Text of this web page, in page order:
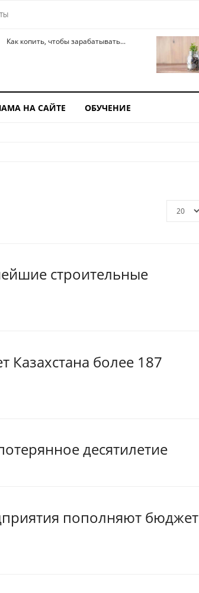
Как копить, чтобы зарабатывать...
НА САЙТЕ ОБУЧЕНИЕ
строительные
Казахстана более 187
десятилетие
пополняют бюджет